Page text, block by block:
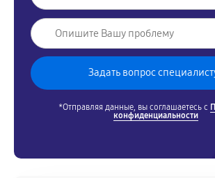
*Отправляя данные, вы соглашаетесь с
конфиденциальности